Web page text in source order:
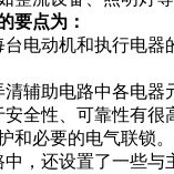
要点为：
台电动机和执行电
清辅助电路中各电
安全性、可靠性有
和必要的电气联锁。
中，还设置了一些